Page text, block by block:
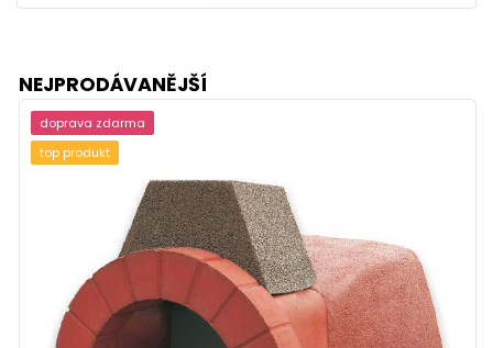
NEJPRODÁVANĚJŠÍ
doprava zdarma
top produkt